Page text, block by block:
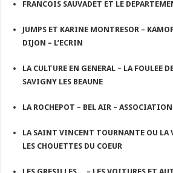
FRANCOIS SAUVADET ET LE
JUMPS ET KARINE MONTRESOR –
DIJON – L’ECRIN
LA CULTURE EN GENERAL – LA FOULEE
SAVIGNY LES BEAUNE
LA ROCHEPOT – BEL AIR –
LA SAINT VINCENT TOURNANTE OU LA
LES CHOUETTES DU COEUR